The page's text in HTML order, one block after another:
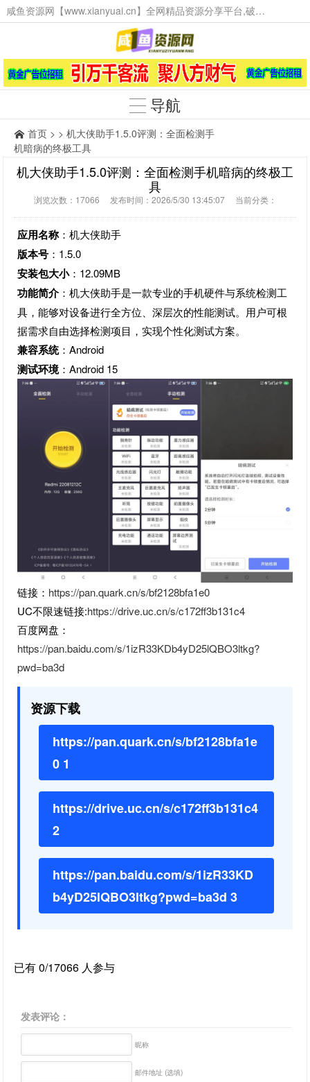
咸鱼资源网【www.xianyuai.cn】全网精品资源分享平台,破解软件,技术源码,火爆项目,工具辅助,这里无所不有。
导航
首页 > > ‌机大侠助手1.5.0评测：全面检测手
机暗病的终极工具‌
‌机大侠助手1.5.0评测：全面检测手机暗病的终极工
具‌
浏览次数：17066 发布时间：2026/5/30 13:45:07 当前分类：
应用名称‌：机大侠助手
版本号 ‌：1.5.0
安装包大小‌：12.09MB
功能简介‌：机大侠助手是一款专业的手机硬件与系统检测工
具，能够对设备进行全方位、深层次的性能测试。用户可根
据需求自由选择检测项目，实现个性化测试方案。
兼容系统‌：Android
测试环境‌：Android 15
链接： https://pan.quark.cn/s/bf2128bfa1e0
UC不限速链接:https://drive.uc.cn/s/c172ff3b131c4
百度网盘：
https://pan.baidu.com/s/1izR33KDb4yD25lQBO3ltkg?
pwd=ba3d
资源下载
https://pan.quark.cn/s/bf2128bfa1e
0 1
https://drive.uc.cn/s/c172ff3b131c4
2
https://pan.baidu.com/s/1izR33KD
b4yD25lQBO3ltkg?pwd=ba3d 3
已有 0/17066 人参与
发表评论：
昵称
邮件地址 (选填)